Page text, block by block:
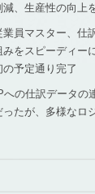
、生産性の向上
員マスター、仕
をスピーディー
予定通り完了
の仕訳データの
たが、多様なロ